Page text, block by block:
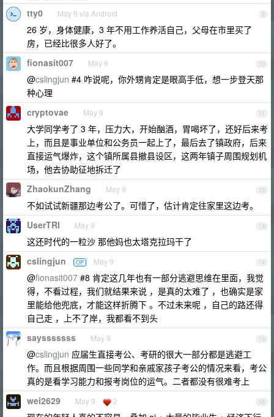
9
tty0 May 9 via Android
26 岁，身体健康，3 年不用工作养活自己，父母在市里买了
房，已经比很多人好了。
10
fionasit007 May 9
@cslingjun #4 咋说呢，你外甥肯定是眼高手低，想一步登天那
种心理
11
cryptovae May 9
大学同学考了 3 年，压力大，开始酗酒，胃喝坏了，还好后来考
上，而且是事业单位和公务员一起上了，最后去了镇政府，后来
直接运气爆炸，这个镇所属县撤县设区，这两年镇子周围规划机
场，他去协助征地拆迁了
12
ZhaokunZhang May 9
不如试试新疆那边考公了。可惜了，估计肯定往家里这边考。
13
UserTRI May 9
这还时代的一粒沙 那他妈也太塔克拉玛干了
14
cslingjun OP May 9
@fionasit007 #8 肯定这几年也有一部分逃避思维在里面，我觉
得，不看过程，我们就结果来说 ，是真的太难了 ，也确实是家
里能给他兜底，才能这样折腾下 。不过未来呢 ，自己的路还得
自己走 ，上不了岸，我都看不到头
15
saysssssss May 9
@cslingjun 应届生直接考公、考研的很大一部分都是逃避工
作。而且根据周围一些同学和亲戚家孩子考公的情况来看，考公
真的是看学习能力和报考岗位的运气。二者都没有很难考上
16
wei2629 May 9 2